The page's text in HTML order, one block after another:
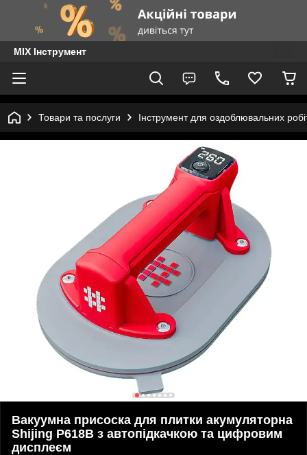
MIX Інструмент
Товари та послуги Інструмент для оздоблювальних
Вакуумна присоска для плитки акумуляторна
Shijing P618В з автопідкачкою та цифровим
дисплеєм